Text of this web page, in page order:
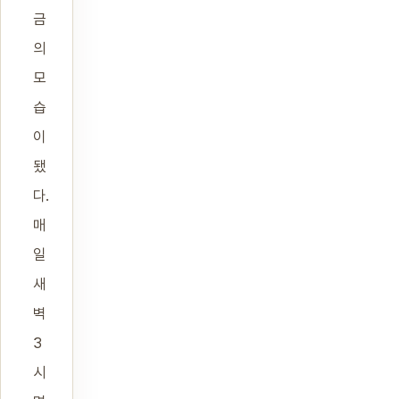
금
의
모
습
이
됐
다.
매
일
새
벽
3
시